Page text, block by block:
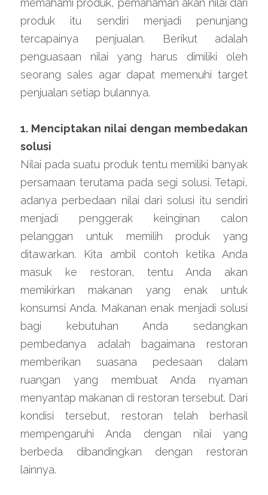
memahami produk, pemahaman akan nilai dari
produk itu sendiri menjadi penunjang
tercapainya penjualan. Berikut adalah
penguasaan nilai yang harus dimiliki oleh
seorang sales agar dapat memenuhi target
penjualan setiap bulannya.
1. Menciptakan nilai dengan membedakan
solusi
Nilai pada suatu produk tentu memiliki banyak
persamaan terutama pada segi solusi. Tetapi,
adanya perbedaan nilai dari solusi itu sendiri
menjadi penggerak keinginan calon
pelanggan untuk memilih produk yang
ditawarkan. Kita ambil contoh ketika Anda
masuk ke restoran, tentu Anda akan
memikirkan makanan yang enak untuk
konsumsi Anda. Makanan enak menjadi solusi
bagi kebutuhan Anda sedangkan
pembedanya adalah bagaimana restoran
memberikan suasana pedesaan dalam
ruangan yang membuat Anda nyaman
menyantap makanan di restoran tersebut. Dari
kondisi tersebut, restoran telah berhasil
mempengaruhi Anda dengan nilai yang
berbeda dibandingkan dengan restoran
lainnya.